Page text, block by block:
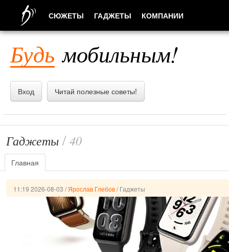
Будь мобильным!
Вход Читай полезные советы!
Гаджеты / 40
Главная
11:19 2026-08-03 /Ярослав Глебов/Гаджеты
СЮЖЕТЫ ГАДЖЕТЫ КОМПАНИИ
ПРИЛОЖЕНИЯ